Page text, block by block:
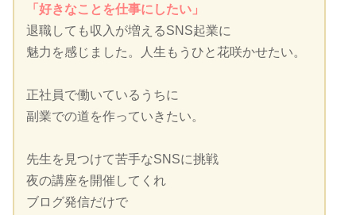
「好きなことを仕事にしたい」
退職しても収入が増えるSNS起業に
魅力を感じました。人生もうひと花咲かせたい。
正社員で働いているうちに
副業での道を作っていきたい。
先生を見つけて苦手なSNSに挑戦
夜の講座を開催してくれ
ブログ発信だけで